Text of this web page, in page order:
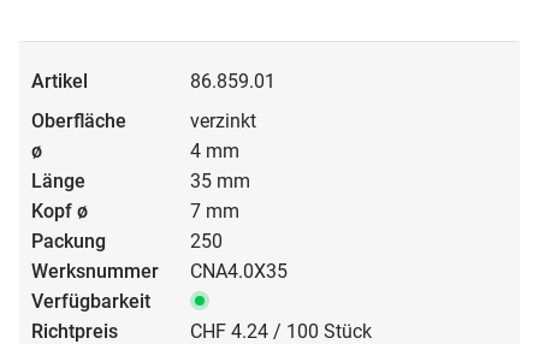
86.859.01
verzinkt
4 mm
35 mm
7 mm
250
CNA4.0X35
CHF 4.24 / 100 Stück